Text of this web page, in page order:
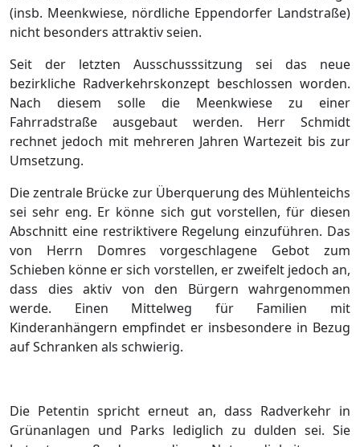
(insb. Meenkwiese, nördliche Eppendorfer Landstraße)
nicht besonders attraktiv seien.
Seit der letzten Ausschusssitzung sei das neue
bezirkliche Radverkehrskonzept beschlossen worden.
Nach diesem solle die Meenkwiese zu einer
Fahrradstraße ausgebaut werden. Herr Schmidt
rechnet jedoch mit mehreren Jahren Wartezeit bis zur
Umsetzung.
Die zentrale Brücke zur Überquerung des Mühlenteichs
sei sehr eng. Er könne sich gut vorstellen, für diesen
Abschnitt eine restriktivere Regelung einzuführen. Das
von Herrn Domres vorgeschlagene Gebot zum
Schieben könne er sich vorstellen, er zweifelt jedoch an,
dass dies aktiv von den Bürgern wahrgenommen
werde. Einen Mittelweg für Familien mit
Kinderanhängern empfindet er insbesondere in Bezug
auf Schranken als schwierig.
Die Petentin spricht erneut an, dass Radverkehr in
Grünanlagen und Parks lediglich zu dulden sei. Sie